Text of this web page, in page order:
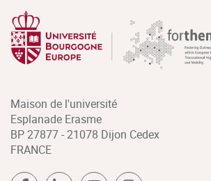
Maison de l'université
Esplanade Erasme
BP 27877 - 21078 Dijon Cedex
FRANCE